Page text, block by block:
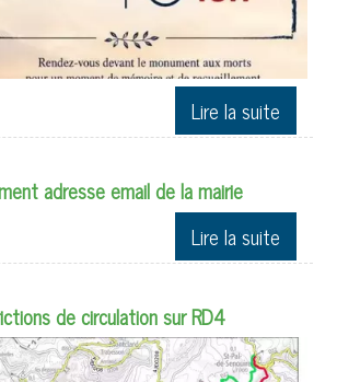
adresse email de la mairie
de circulation sur RD4